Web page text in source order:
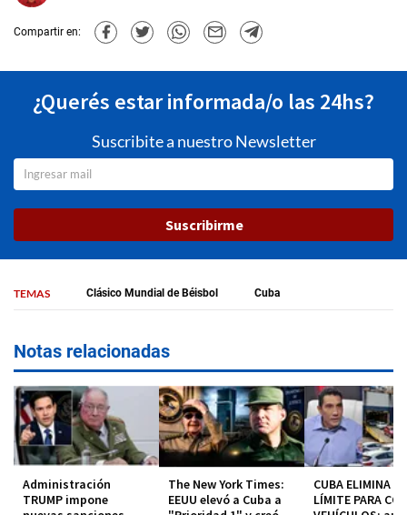
Compartir en:
¿Querés estar informada/o las 24hs?
Suscribite a nuestro Newsletter
Suscribirme
TEMAS Clásico Mundial de Béisbol Cuba
Notas relacionadas
Administración
TRUMP impone
The New York Times:
EEUU elevó a Cuba a
CUBA ELIMINA EL
LÍMITE PARA